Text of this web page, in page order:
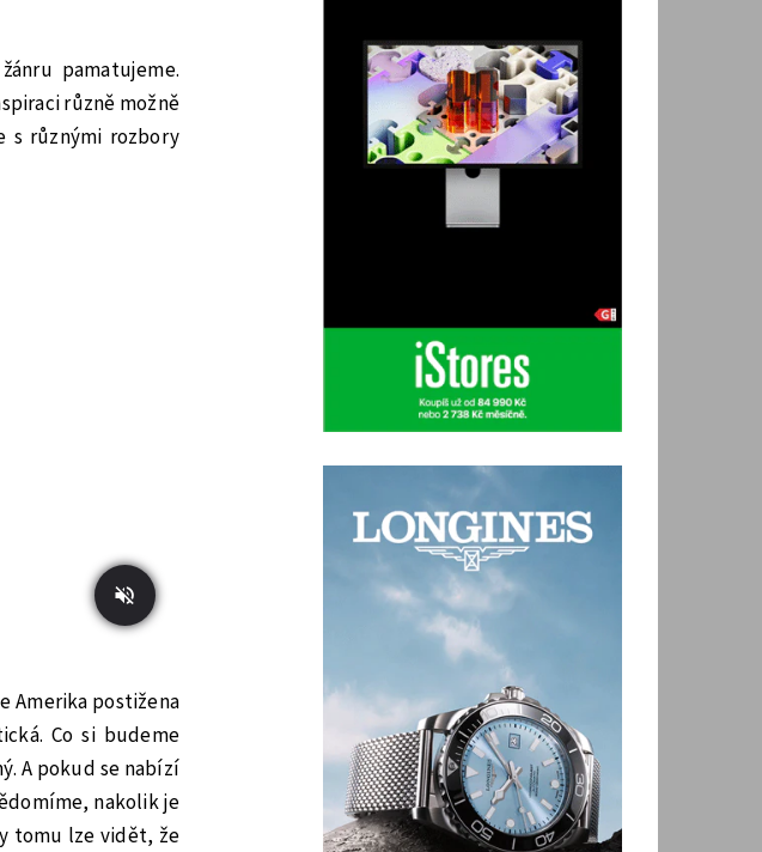
pamatujeme.
různě možně
s různými rozbory
Amerika postižena
Co si budeme
A pokud se nabízí
nakolik je
tomu lze vidět, že